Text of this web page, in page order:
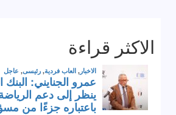
الاكثر قراءة